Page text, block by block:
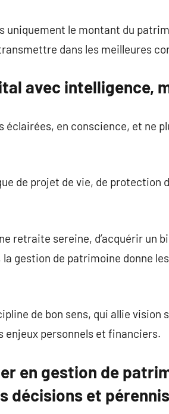
uniquement le montant du
dans les meilleures
avec intelligence,
éclairées, en conscience, et ne
de projet de vie, de
retraite sereine, d’acquérir
gestion de patrimoine donne
de bon sens, qui allie
enjeux personnels et financiers.
en gestion de
décisions et